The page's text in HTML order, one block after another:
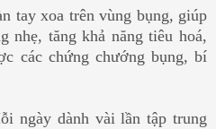
tay xoa trên vùng bụng, giúp
nhẹ, tăng khả năng tiêu hoá,
các chứng chướng bụng, bí
ngày dành vài lần tập trung